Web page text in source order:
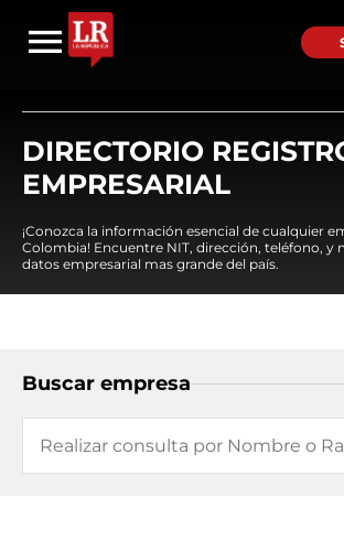
DIRECTORIO
EMPRESARIAL
¡Conozca la información esencial de cualquier
Colombia! Encuentre NIT, dirección, teléfono, y
datos empresarial mas grande del país.
Buscar empresa